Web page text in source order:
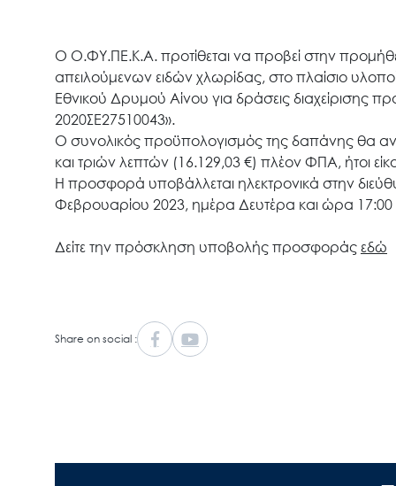
Ο Ο.ΦΥ.ΠΕ.Κ.Α. προτίθεται να προβεί στην
απειλούμενων ειδών χλωρίδας, στο πλαίσιο
Εθνικού Δρυμού Αίνου για δράσεις διαχείρισης
2020ΣΕ27510043».
Ο συνολικός προϋπολογισμός της δαπάνης θα
και τριών λεπτών (16.129,03 €) πλέον ΦΠΑ, ήτοι
Η προσφορά υποβάλλεται ηλεκτρονικά στην
Φεβρουαρίου 2023, ημέρα Δευτέρα και ώρα
Δείτε την πρόσκληση υποβολής προσφοράς εδώ
Share on social :